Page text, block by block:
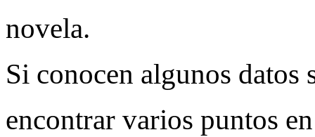
novela.
Si conocen algunos datos
encontrar varios puntos